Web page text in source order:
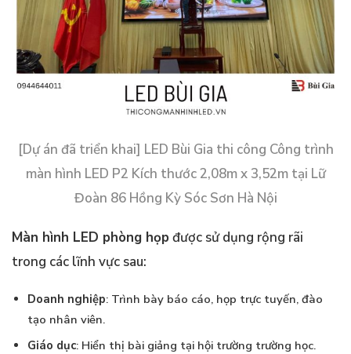
[Dự án đã triển khai] LED Bùi Gia thi công Công trình
màn hình LED P2 Kích thước 2,08m x 3,52m tại Lữ
Đoàn 86 Hồng Kỳ Sóc Sơn Hà Nội
Màn hình LED phòng họpđược sử dụng rộng rãi
trong các lĩnh vực sau:
Doanh nghiệp: Trình bày báo cáo, họp trực tuyến, đào
tạo nhân viên.
Giáo dục: Hiển thị bài giảng tại hội trường trường học.